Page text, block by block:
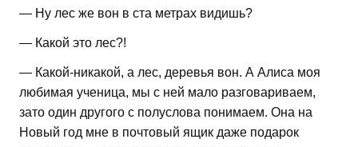
— Ну лес же вон в ста метрах видишь?
— Какой это лес?!
— Какой-никакой, а лес, деревья вон. А Алиса моя
любимая ученица, мы с ней мало разговариваем,
зато один другого с полуслова понимаем. Она на
Новый год мне в почтовый ящик даже подарок